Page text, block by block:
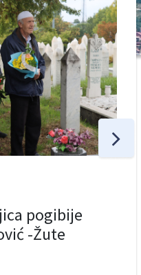
pogibije
-Žute